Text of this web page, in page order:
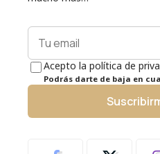
Acepto la política de
Podrás darte de baja en